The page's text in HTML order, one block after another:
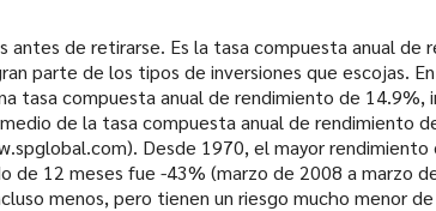
de retirarse. Es la tasa compuesta anual de
parte de los tipos de inversiones que escojas.
tasa compuesta anual de rendimiento de 14.9%,
de la tasa compuesta anual de rendimiento
Desde 1970, el mayor
12 meses fue -43% (marzo de 2008 a marzo
menos, pero tienen un riesgo mucho menor